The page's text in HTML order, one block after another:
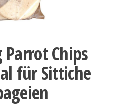
Chips
für Sittiche